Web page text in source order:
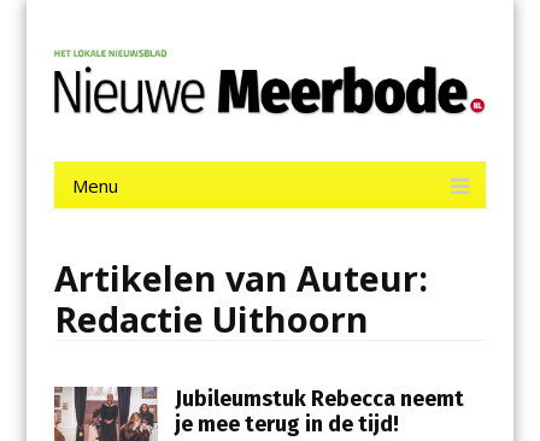
contentNieuwe Meerbode
Menu
Artikelen van Auteur:
Redactie Uithoorn
Jubileumstuk Rebecca neemt
je mee terug in de tijd!